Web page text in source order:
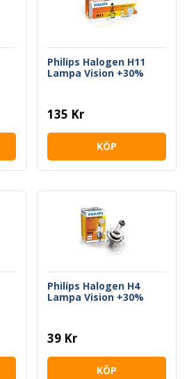
Philips Halogen H11
Lampa Vision +30%
135 Kr
KÖP
Philips Halogen H4
Lampa Vision +30%
39 Kr
KÖP